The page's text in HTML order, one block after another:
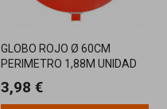
GLOBO ROJO Ø 60CM
PERIMETRO 1,88M UNIDAD
3,98 €